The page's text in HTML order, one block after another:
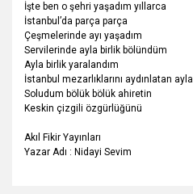
İşte ben o şehri yaşadım yıllarca
İstanbul’da parça parça
Çeşmelerinde ayı yaşadım
Servilerinde ayla birlik bölündüm
Ayla birlik yaralandım
İstanbul mezarlıklarını aydınlatan ayla
Soludum bölük bölük ahiretin
Keskin çizgili özgürlüğünü
Akıl Fikir Yayınları
Yazar Adı : Nidayi Sevim